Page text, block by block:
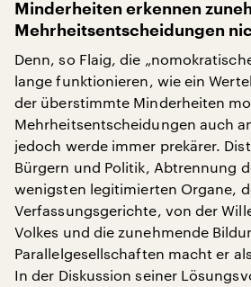
Minderheiten erkennen
Mehrheitsentscheidungen
Denn, so Flaig, die
lange funktionieren, wie ein
der überstimmte Minderheiten
Mehrheitsentscheidungen auch
jedoch werde immer prekärer.
Bürgern und Politik, Abtrennung
wenigsten legitimierten Organe,
Verfassungsgerichte, von der
Volkes und die zunehmende
Parallelgesellschaften macht er
In der Diskussion seiner